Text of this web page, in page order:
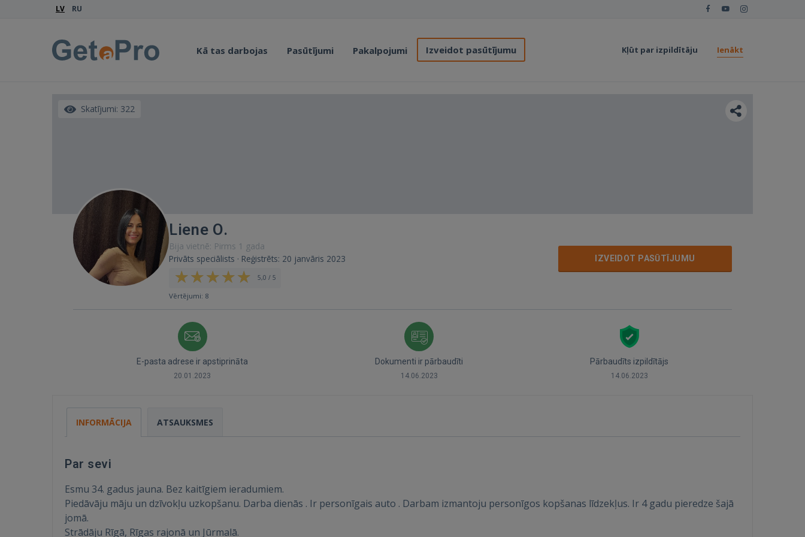
LV RU
Kā tas darbojas Pasūtījumi Pakalpojumi Izveidot pasūtījumu Kļūt par izpildītāju Ienākt
Skatījumi: 322
Liene O.
Bija vietnē: Pirms 1 gada
Privāts speciālists · Reģistrēts: 20 janvāris 2023
5,0 / 5
Vērtējumi: 8
IZVEIDOT PASŪTĪJUMU
E-pasta adrese ir apstiprināta
20.01.2023
Dokumenti ir pārbaudīti
14.06.2023
Pārbaudīts izpildītājs
14.06.2023
INFORMĀCIJA ATSAUKSMES
Par sevi
Esmu 34. gadus jauna. Bez kaitīgiem ieradumiem.
Piedāvāju māju un dzīvokļu uzkopšanu. Darba dienās . Ir personīgais auto . Darbam izmantoju personīgos kopšanas līdzekļus. Ir 4 gadu pieredze šajā
jomā.
Strādāju Rīgā, Rīgas rajonā un Jūrmalā.